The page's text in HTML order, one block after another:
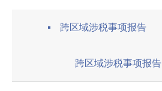
跨区域涉税事项报告
跨区域涉税事项报告